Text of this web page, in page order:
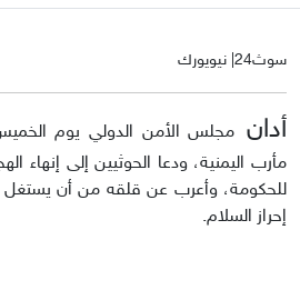
سوث24| نيويورك
أدان مجلس الأمن الدولي يوم
مأرب اليمنية، ودعا الحوثيين إلى
للحكومة، وأعرب عن قلقه من أن يستغل
إحراز السلام.